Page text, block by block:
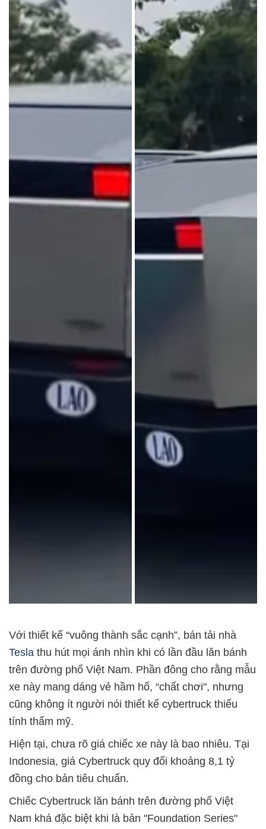
Với thiết kế “vuông thành sắc cạnh”, bán tải nhà
Tesla thu hút mọi ánh nhìn khi có lần đầu lăn bánh
trên đường phố Việt Nam. Phần đông cho rằng mẫu
xe này mang dáng vẻ hầm hố, “chất chơi", nhưng
cũng không ít người nói thiết kế cybertruck thiếu
tính thẩm mỹ.
Hiện tại, chưa rõ giá chiếc xe này là bao nhiêu. Tại
Indonesia, giá Cybertruck quy đổi khoảng 8,1 tỷ
đồng cho bản tiêu chuẩn.
Chiếc Cybertruck lăn bánh trên đường phố Việt
Nam khá đặc biệt khi là bản "Foundation Series"